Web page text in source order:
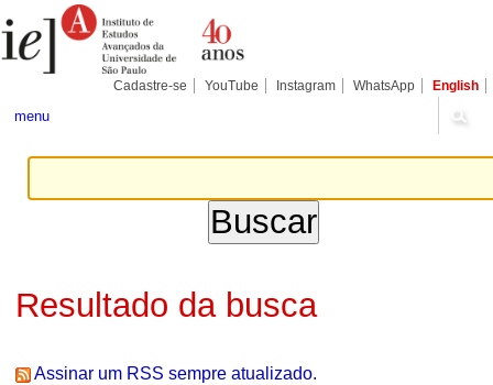
para
conteúdo.
Pessoais
Cadastre-se YouTube Instagram WhatsApp English
menu
Resultado da busca
Assinar um RSS sempre atualizado.